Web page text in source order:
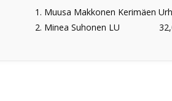
Muusa Makkonen
Minea Suhonen LU